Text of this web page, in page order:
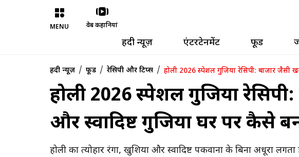
MENU वेब कहानियां
हिंदी न्यूज़ एंटरटेनमेंट फूड
हिंदी न्यूज़ / फूड / रेसिपी और टिप्स / होली 2026 स्पेशल गुजिया रेसिपी: बाजार जैसी
होली 2026 स्पेशल गुजिया
और स्वादिष्ट गुजिया घर पर कैसे
होली का त्योहार रंगों, खुशियों और स्वादिष्ट पकवानों के बिना अधूरा